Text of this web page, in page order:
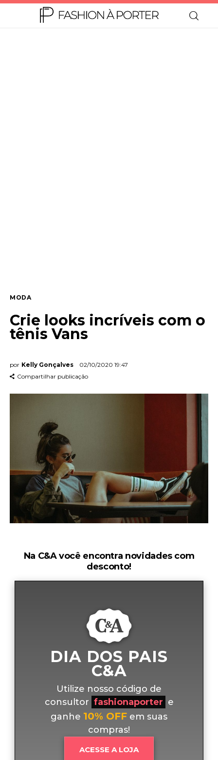
Contato
MODA
Crie looks incríveis com o
tênis Vans
por Kelly Gonçalves
02/10/2020 19:47
Compartilhar publicação
Na C&A você encontra novidades com
desconto!
DIA DOS PAIS
C&A
Utilize nosso código de
consultor fashionaporter e
ganhe 10% OFF em suas
compras!
ACESSE A LOJA